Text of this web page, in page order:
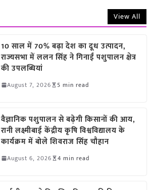
View All
10 साल में 70% बढ़ा देश का दूध उत्पादन,
राज्यसभा में ललन सिंह ने गिनाईं पशुपालन क्षेत्र
की उपलब्धियां
August 7, 2026 5 min read
वैज्ञानिक पशुपालन से बढ़ेगी किसानों की आय,
रानी लक्ष्मीबाई केंद्रीय कृषि विश्वविद्यालय के
कार्यक्रम में बोले शिवराज सिंह चौहान
August 6, 2026 4 min read